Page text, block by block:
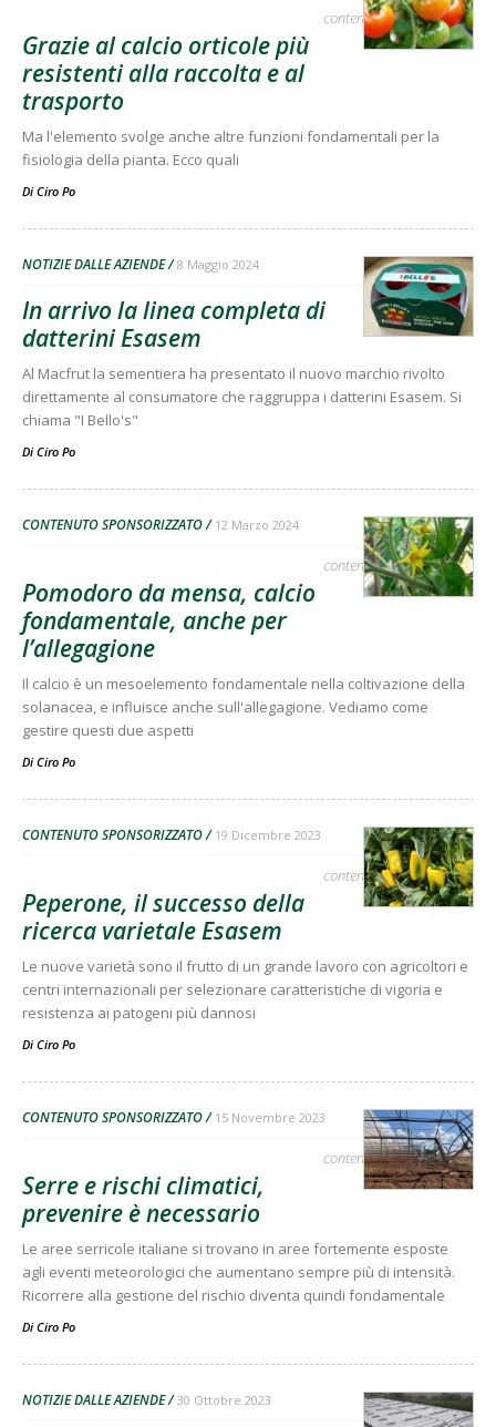
contenuto sponsorizzato
Grazie al calcio orticole più
resistenti alla raccolta e al
trasporto
Ma l'elemento svolge anche altre funzioni fondamentali per la
fisiologia della pianta. Ecco quali
Di Ciro Po
NOTIZIE DALLE AZIENDE 8 Maggio 2024
In arrivo la linea completa di
datterini Esasem
Al Macfrut la sementiera ha presentato il nuovo marchio rivolto
direttamente al consumatore che raggruppa i datterini Esasem. Si
chiama "I Bello's"
Di Ciro Po
CONTENUTO SPONSORIZZATO 12 Marzo 2024
contenuto sponsorizzato
Pomodoro da mensa, calcio
fondamentale, anche per
l’allegagione
Il calcio è un mesoelemento fondamentale nella coltivazione della
solanacea, e influisce anche sull'allegagione. Vediamo come
gestire questi due aspetti
Di Ciro Po
CONTENUTO SPONSORIZZATO 19 Dicembre 2023
contenuto sponsorizzato
Peperone, il successo della
ricerca varietale Esasem
Le nuove varietà sono il frutto di un grande lavoro con agricoltori e
centri internazionali per selezionare caratteristiche di vigoria e
resistenza ai patogeni più dannosi
Di Ciro Po
CONTENUTO SPONSORIZZATO 15 Novembre 2023
contenuto sponsorizzato
Serre e rischi climatici,
prevenire è necessario
Le aree serricole italiane si trovano in aree fortemente esposte
agli eventi meteorologici che aumentano sempre più di intensità.
Ricorrere alla gestione del rischio diventa quindi fondamentale
Di Ciro Po
NOTIZIE DALLE AZIENDE 30 Ottobre 2023